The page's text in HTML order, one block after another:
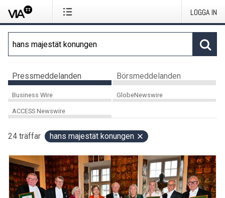
LOGGA IN
Pressmeddelanden Börsmeddelanden
Business Wire GlobeNewswire
ACCESS Newswire
24 träffar hans majestät konungen